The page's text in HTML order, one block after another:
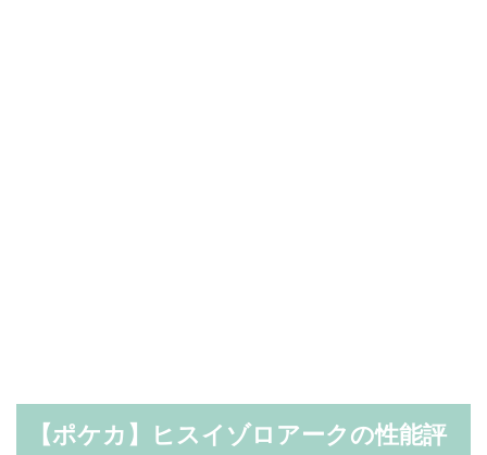
【ポケカ】ヒスイゾロアークの性能評